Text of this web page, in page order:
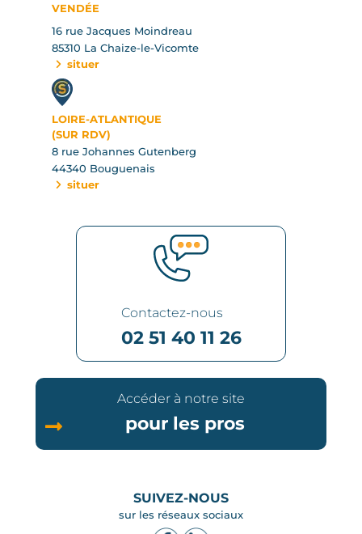
VENDÉE
16 rue Jacques Moindreau
85310 La Chaize-le-Vicomte
situer
LOIRE-ATLANTIQUE
(SUR RDV)
8 rue Johannes Gutenberg
44340 Bouguenais
situer
Contactez-nous
02 51 40 11 26
Accéder à notre site
pour les pros
SUIVEZ-NOUS
sur les réseaux sociaux